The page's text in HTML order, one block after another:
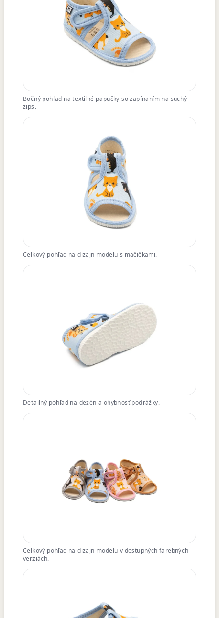
Bočný pohľad na textilné papučky so zapínaním na suchý
zips.
Celkový pohľad na dizajn modelu s mačičkami.
Detailný pohľad na dezén a ohybnosť podrážky.
Celkový pohľad na dizajn modelu v dostupných farebných
verziách.